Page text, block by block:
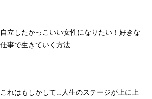
自立したかっこいい女性になりたい！好きな
仕事で生きていく方法
これはもしかして…人生のステージが上に上